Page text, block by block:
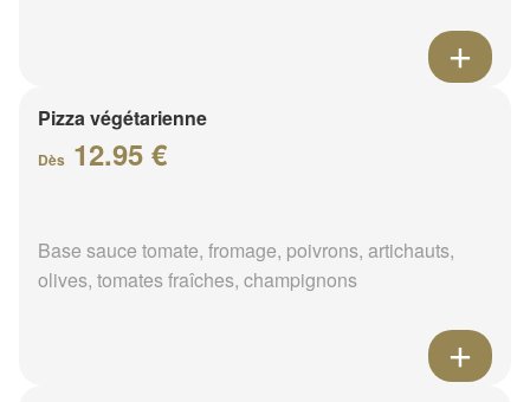
Pizza végétarienne
Dès 12.95 €
Base sauce tomate, fromage, poivrons, artichauts,
olives, tomates fraîches, champignons